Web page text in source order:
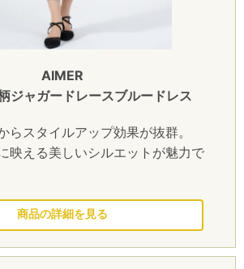
AIMER
ジャガードレースブルードレス
らスタイルアップ効果が抜群。
映える美しいシルエットが魅力で
このドレスを見る